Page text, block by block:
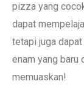
pizza yang
dapat
tetapi juga
enam yang baru
memuaskan!